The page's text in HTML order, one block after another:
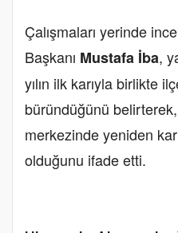
Çalışmaları yerinde
Başkanı Mustafa İba,
yılın ilk karıyla birlikte
büründüğünü
merkezinde yeniden
olduğunu ifade etti.